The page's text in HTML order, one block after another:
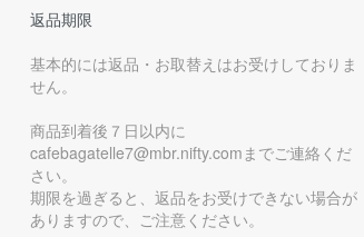
返品期限
基本的には返品・お取替えはお受けしておりま
せん。
商品到着後７日以内に
cafebagatelle7@mbr.nifty.comまでご連絡くだ
さい。
期限を過ぎると、返品をお受けできない場合が
ありますので、ご注意ください。